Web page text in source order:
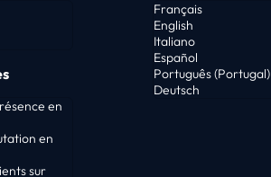
en
en
sur
Français
English
Italiano
Español
Português (Portugal)
Deutsch